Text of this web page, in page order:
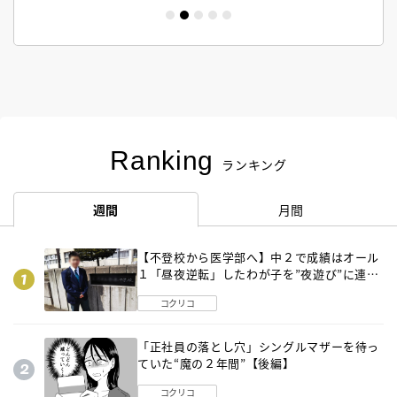
Ranking ランキング
週間 月間
【不登校から医学部へ】中２で成績はオール
１「昼夜逆転」したわが子を”夜遊び”に連れ
コクリコ
「正社員の落とし穴」シングルマザーを待っ
ていた“魔の２年間”【後編】
コクリコ